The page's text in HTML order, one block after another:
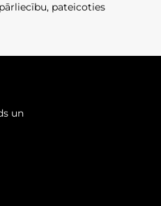
pateicoties
un